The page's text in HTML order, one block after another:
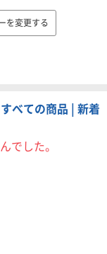
を変更する
べての商品 | 新着
でした。